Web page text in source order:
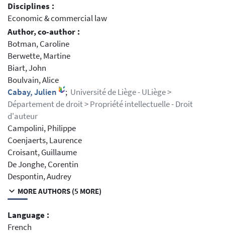
Disciplines :
Economic & commercial law
Author, co-author :
Botman, Caroline
Berwette, Martine
Biart, John
Boulvain, Alice
Cabay, Julien
; Université de Liège - ULiège >
Département de droit > Propriété intellectuelle - Droit
d'auteur
Campolini, Philippe
Coenjaerts, Laurence
Croisant, Guillaume
De Jonghe, Corentin
Despontin, Audrey
MORE AUTHORS (5 MORE)
Language :
French